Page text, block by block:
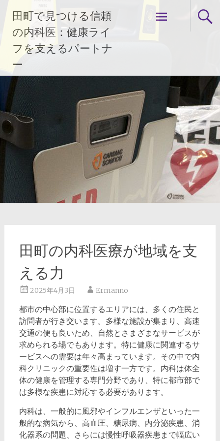
ス
ッ
プ
田町で見つける信頼
の内科医：健康ライ
フを支えるパートナ
ー
田町の内科医療が地域を支
える力
2025年4月3日 Ermanno
都市の中心部に位置するエリアには、多くの住民と
訪問者が行き交います。 多様な施設が集まり、高速
交通の便も良いため、自然とさまざまなサービスが
求められる場でもあります。特に健康に関連するサ
ービスへの需要は年々高まっています。その中で内
科クリニックの重要性は増す一方です。内科は体全
体の健康を管理する専門分野であり、特に都市部で
は多様な疾患に対応する必要があります。
内科は、一般的に風邪やインフルエンザといった一
般的な病気から、高血圧、糖尿病、内分泌疾患、消
化器系の問題、さらには慢性呼吸器疾患まで幅広い